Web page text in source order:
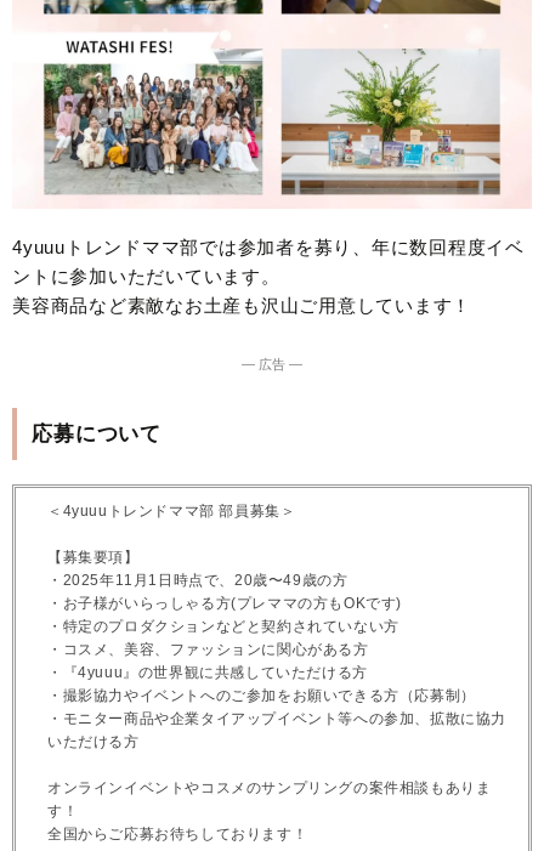
4yuuuトレンドママ部では参加者を募り、年に数回程度イベ
ントに参加いただいています。
美容商品など素敵なお土産も沢山ご用意しています！
― 広告 ―
応募について
＜4yuuuトレンドママ部 部員募集＞
【募集要項】
・2025年11月1日時点で、20歳〜49歳の方
・お子様がいらっしゃる方(プレママの方もOKです)
・特定のプロダクションなどと契約されていない方
・コスメ、美容、ファッションに関心がある方
・『4yuuu』の世界観に共感していただける方
・撮影協力やイベントへのご参加をお願いできる方（応募制）
・モニター商品や企業タイアップイベント等への参加、拡散に協力
いただける方
オンラインイベントやコスメのサンプリングの案件相談もありま
す！
全国からご応募お待ちしております！